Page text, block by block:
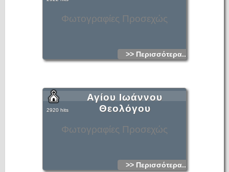
Φωτογραφίες Προσεχώς
>> Περισσότερα...
Φωτογραφίες Προσεχώς
Αγίου Ιωάννου
Θεολόγου
2920 hits
>> Περισσότερα...